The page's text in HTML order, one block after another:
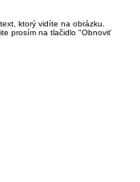
ktorý vidíte na obrázku.
prosím na tlačidlo "Obnoviť